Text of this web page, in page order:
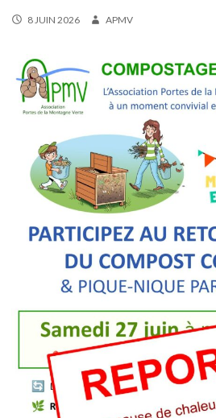
8 JUIN 2026 APMV